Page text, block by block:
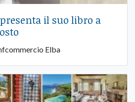
il suo libro a
Elba